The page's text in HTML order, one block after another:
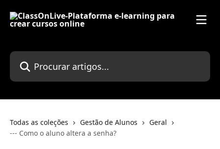
Procurar artigos...
Todas as coleções Gestão de Alunos
Geral
--- Como o aluno altera a senha?